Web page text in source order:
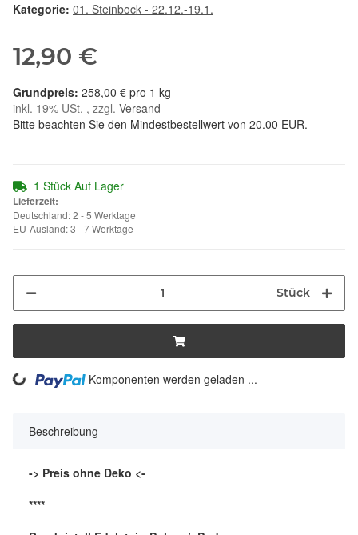
Kategorie: 01. Steinbock - 22.12.-19.1.
12,90 €
258,00 € pro 1 kg
inkl. 19% USt. , zzgl. Versand
Bitte beachten Sie den Mindestbestellwert von 20.00 EUR.
1 Stück Auf Lager
Lieferzeit:
Deutschland: 2 - 5 Werktage
EU-Ausland: 3 - 7 Werktage
Stück
Komponenten werden geladen ...
Beschreibung
-> Preis ohne Deko <-
****